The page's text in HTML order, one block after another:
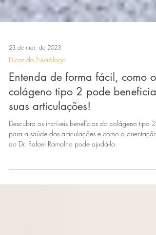
23 de mai. de 2023
Dicas do Nutrólogo
Entenda de forma fácil, como o
colágeno tipo 2 pode beneficiar
suas articulações!
Descubra os incríveis benefícios do colágeno tipo 2
do Dr. Rafael Ramalho pode ajudá-lo.